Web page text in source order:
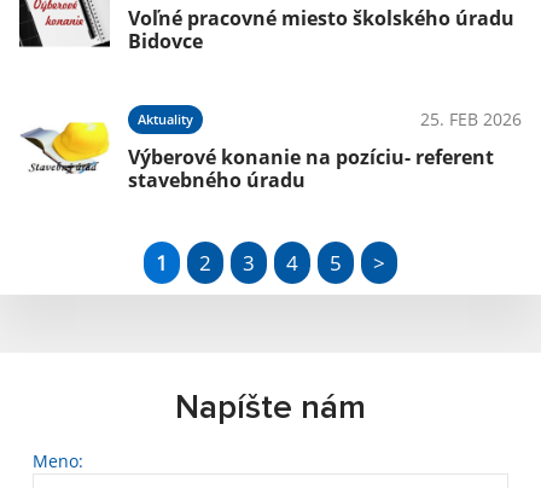
Voľné pracovné miesto školského úradu
Bidovce
Aktuality 25. FEB 2026
Výberové konanie na pozíciu- referent
stavebného úradu
1 2 3 4 5 >
Napíšte nám
Meno: